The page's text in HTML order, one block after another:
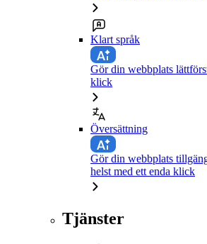
Klart språk
Gör din webbplats
klick
Översättning
Gör din webbplats
helst med ett enda klick
Tjänster